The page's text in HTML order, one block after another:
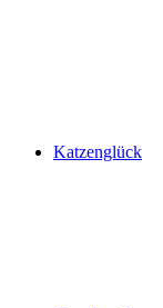
Katzenglück